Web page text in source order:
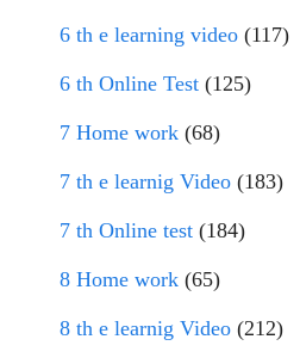
6 th e learning video (117)
6 th Online Test (125)
7 Home work (68)
7 th e learnig Video (183)
7 th Online test (184)
8 Home work (65)
8 th e learnig Video (212)